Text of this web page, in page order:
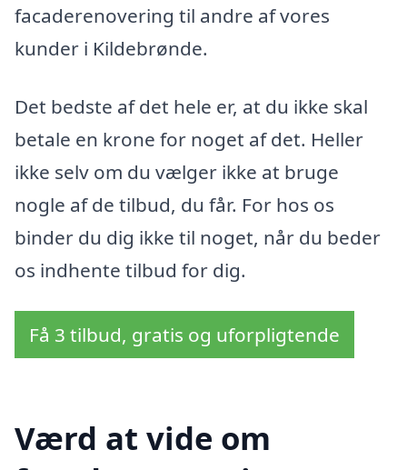
facaderenovering til andre af vores
kunder i Kildebrønde.
Det bedste af det hele er, at du ikke skal
betale en krone for noget af det. Heller
ikke selv om du vælger ikke at bruge
nogle af de tilbud, du får. For hos os
binder du dig ikke til noget, når du beder
os indhente tilbud for dig.
Få 3 tilbud, gratis og uforpligtende
Værd at vide om